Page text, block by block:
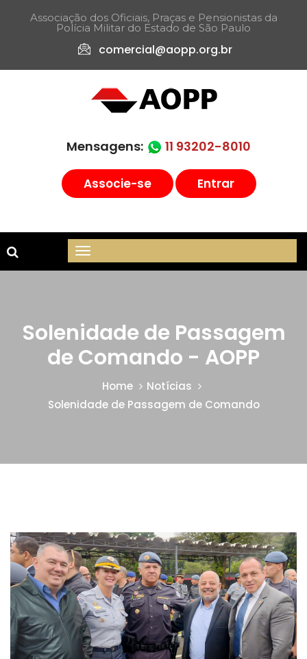
Associação dos Oficiais, Praças e Pensionistas da
Polícia Militar do Estado de São Paulo​
comercial@aopp.org.br
Mensagens: 11 93202-8010
Associe-se Entrar
Solenidade de Passagem
de Comando - AOPP
Home
Notícias
Solenidade de Passagem de Comando